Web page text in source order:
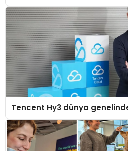
Tencent Hy3 dünya